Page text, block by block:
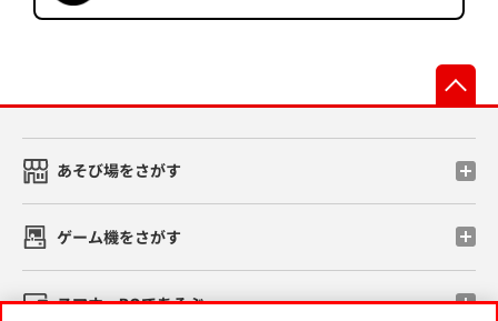
あそび場をさがす
ゲーム機をさがす
スマホ・PCであそぶ